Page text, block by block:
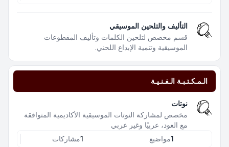
التأليف والتلحين الموسيقي
قسم مخصص لتلحين الكلمات وتأليف المقطوعات
الموسيقية وتنمية الإبداع اللحني.
الـمـكـتـبـة الـفـنـيـة
نوتات
مخصص لمشاركة النوتات الموسيقية الأكاديمية المتوافقة
مع العود، عربيًا وغير عربي
1مواضيع 1مشاركات